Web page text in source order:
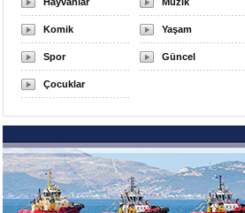
Komik Yaşam
Spor Güncel
Çocuklar